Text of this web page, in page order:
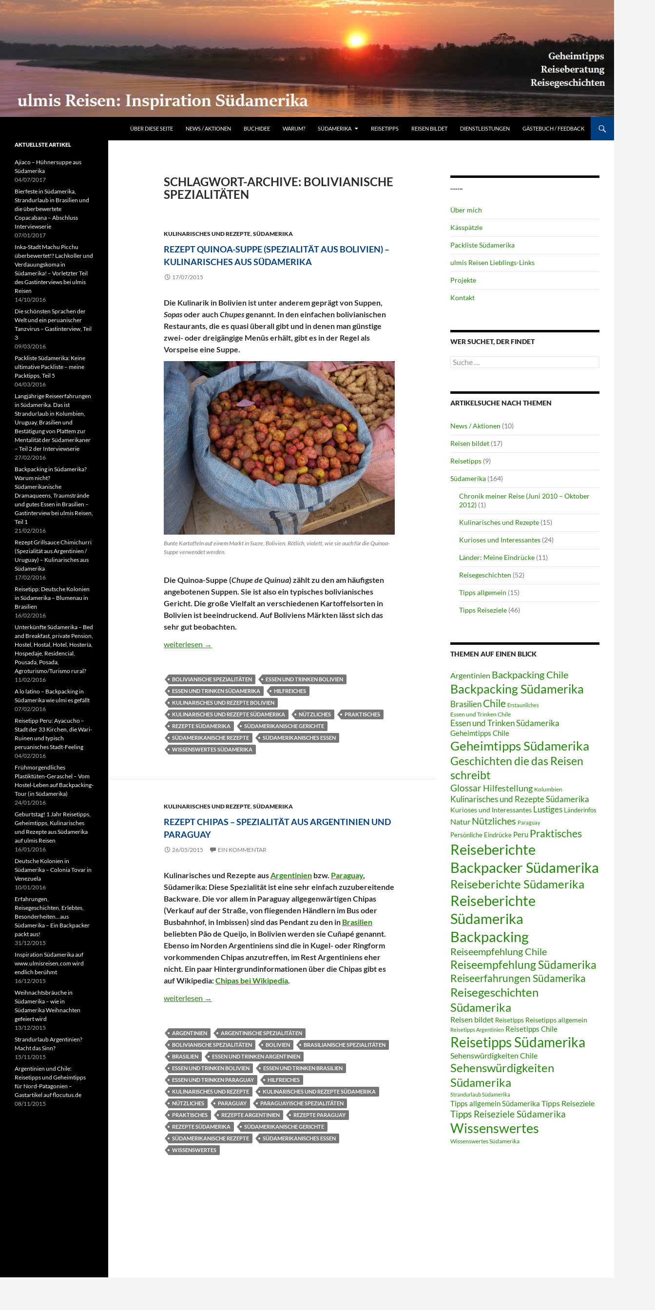
Südamerika individuell entdecken: Geheimtipps, Reiseberatung, Reisegeschichten
ÜBER DIESE SEITE
NEWS / AKTIONEN BUCHIDEE WARUM? SÜDAMERIKA REISETIPPS REISEN BILDET DIENSTLEISTUNGEN GÄSTEBUCH / FEEDBACK
SCHLAGWORT-ARCHIVE: BOLIVIANISCHE
SPEZIALITÄTEN
KULINARISCHES UND REZEPTE,SÜDAMERIKA
REZEPT QUINOA-SUPPE (SPEZIALITÄT AUS BOLIVIEN) –
KULINARISCHES AUS SÜDAMERIKA
17/07/2015
Die Kulinarik in Bolivien ist unter anderem geprägt von Suppen,
Sopasoder auchChupesgenannt. In den einfachen bolivianischen
Restaurants, die es quasi überall gibt und in denen man günstige
zwei- oder dreigängige Menüs erhält, gibt es in der Regel als
Vorspeise eine Suppe.
Bunte Kartoffeln auf einem Markt in Sucre, Bolivien. Rötlich, violett, wie sie auch für die Quinoa-
Suppe verwendet werden.
Die Quinoa-Suppe (Chupe de Quinua) zählt zu den am häufigsten
angebotenen Suppen. Sie ist also ein typisches bolivianisches
Gericht. Die große Vielfalt an verschiedenen Kartoffelsorten in
Bolivien ist beeindruckend. Auf Boliviens Märkten lässt sich das
sehr gut beobachten.
Rezept Quinoa-Suppe (Spezialität aus Bolivien) – Kulinarisches aus Südamerika
weiterlesen →
BOLIVIANISCHE SPEZIALITÄTEN
ESSEN UND TRINKEN BOLIVIEN
ESSEN UND TRINKEN SÜDAMERIKA
HILFREICHES
KULINARISCHES UND REZEPTE BOLIVIEN
KULINARISCHES UND REZEPTE SÜDAMERIKA
NÜTZLICHES
PRAKTISCHES
REZEPTE SÜDAMERIKA
SÜDAMERIKANISCHE GERICHTE
SÜDAMERIKANISCHE REZEPTE
SÜDAMERIKANISCHES ESSEN
WISSENSWERTES SÜDAMERIKA
KULINARISCHES UND REZEPTE,SÜDAMERIKA
REZEPT CHIPAS – SPEZIALITÄT AUS ARGENTINIEN UND
PARAGUAY
26/05/2015 EIN KOMMENTAR
Kulinarisches und Rezepte aus Argentinien bzw. Paraguay,
Südamerika: Diese Spezialität ist eine sehr einfach zuzubereitende
Backware. Die vor allem in Paraguay allgegenwärtigen Chipas
(Verkauf auf der Straße, von fliegenden Händlern im Bus oder
Busbahnhof, in Imbissen) sind das Pendant zu den in Brasilien
beliebten Pão de Queijo, in Bolivien werden sie Cuñapé genannt.
Ebenso im Norden Argentiniens sind die in Kugel- oder Ringform
vorkommenden Chipas anzutreffen, im Rest Argentiniens eher
nicht. Ein paar Hintergrundinformationen über die Chipas gibt es
auf Wikipedia:Chipas bei Wikipedia
Rezept Chipas – Spezialität aus Argentinien und Paraguay
weiterlesen →
ARGENTINIEN
ARGENTINISCHE SPEZIALITÄTEN
BOLIVIANISCHE SPEZIALITÄTEN
BOLIVIEN
BRASILIANISCHE SPEZIALITÄTEN
BRASILIEN
ESSEN UND TRINKEN ARGENTINIEN
ESSEN UND TRINKEN BOLIVIEN
ESSEN UND TRINKEN BRASILIEN
ESSEN UND TRINKEN PARAGUAY
HILFREICHES
KULINARISCHES UND REZEPTE
KULINARISCHES UND REZEPTE SÜDAMERIKA
NÜTZLICHES
PARAGUAY
PARAGUAYISCHE SPEZIALITÄTEN
PRAKTISCHES
REZEPTE ARGENTINIEN
REZEPTE PARAGUAY
REZEPTE SÜDAMERIKA
SÜDAMERIKANISCHE GERICHTE
SÜDAMERIKANISCHE REZEPTE
SÜDAMERIKANISCHES ESSEN
WISSENSWERTES
…….
Über mich
Kässpätzle
Packliste Südamerika
ulmis Reisen Lieblings-Links
Projekte
Kontakt
WER SUCHET, DER FINDET
Suche
nach:
ARTIKELSUCHE NACH THEMEN
News / Aktionen (10)
Reisen bildet (17)
Reisetipps (9)
Südamerika (164)
Chronik meiner Reise (Juni 2010 – Oktober
2012) (1)
Kulinarisches und Rezepte (15)
Kurioses und Interessantes (24)
Länder: Meine Eindrücke (11)
Reisegeschichten (52)
Tipps allgemein (15)
Tipps Reiseziele (46)
THEMEN AUF EINEN BLICK
Argentinien Backpacking Chile
Backpacking Südamerika
Brasilien Chile Erstaunliches
Essen und Trinken Chile
Essen und Trinken Südamerika
Geheimtipps Chile
Geheimtipps Südamerika
Geschichten die das Reisen
schreibt
GlossarHilfestellung Kolumbien
Kulinarisches und Rezepte Südamerika
Kurioses und Interessantes Lustiges Länderinfos
Natur Nützliches Paraguay
Persönliche Eindrücke Peru Praktisches
Reiseberichte
Backpacker Südamerika
Reiseberichte Südamerika
Reiseberichte
Südamerika
Backpacking
Reiseempfehlung Chile
Reiseempfehlung Südamerika
Reiseerfahrungen Südamerika
Reisegeschichten
Südamerika
Reisen bildet Reisetipps Reisetipps allgemein
Reisetipps Argentinien Reisetipps Chile
Reisetipps Südamerika
Sehenswürdigkeiten Chile
Sehenswürdigkeiten
Südamerika
Strandurlaub Südamerika
Tipps allgemein Südamerika Tipps Reiseziele
Tipps Reiseziele Südamerika
Wissenswertes
Wissenswertes Südamerika
AKTUELLSTE ARTIKEL
Ajiaco – Hühnersuppe aus
Südamerika
04/07/2017
Bierfeste in Südamerika,
Strandurlaub in Brasilien und
die überbewertete
Copacabana – Abschluss
Interviewserie
07/01/2017
Inka-Stadt Machu Picchu
überbewertet!? Lachkoller und
Verdauungskoma in
Südamerika! – Vorletzter Teil
des Gastinterviews bei ulmis
Reisen
14/10/2016
Die schönsten Sprachen der
Welt und ein peruanischer
Tanzvirus – Gastinterview, Teil
3
09/03/2016
Packliste Südamerika: Keine
ultimative Packliste – meine
Packtipps, Teil 5
04/03/2016
Langjährige Reiseerfahrungen
in Südamerika. Das ist
Strandurlaub in Kolumbien,
Uruguay, Brasilien und
Bestätigung von Plattem zur
Mentalität der Südamerikaner
– Teil 2 der Interviewserie
27/02/2016
Backpacking in Südamerika?
Warum nicht?
Südamerikanische
Dramaqueens, Traumstrände
und gutes Essen in Brasilien –
Gastinterview bei ulmis Reisen,
Teil 1
21/02/2016
Rezept Grillsauce Chimichurri
(Spezialität aus Argentinien /
Uruguay) – Kulinarisches aus
Südamerika
17/02/2016
Reisetipp: Deutsche Kolonien
in Südamerika – Blumenau in
Brasilien
16/02/2016
Unterkünfte Südamerika – Bed
and Breakfast, private Pension,
Hostel, Hostal, Hotel, Hostería,
Hospedaje, Residencial,
Pousada, Posada,
Agroturismo/Turismo rural?
11/02/2016
A lo latino – Backpacking in
Südamerika wie ulmi es gefällt
07/02/2016
Reisetipp Peru: Ayacucho –
Stadt der 33 Kirchen, die Wari-
Ruinen und typisch
peruanisches Stadt-Feeling
04/02/2016
Frühmorgendliches
Plastiktüten-Geraschel – Vom
Hostel-Leben auf Backpacking-
Tour (in Südamerika)
24/01/2016
Geburtstag! 1 Jahr Reisetipps,
Geheimtipps, Kulinarisches
und Rezepte aus Südamerika
auf ulmis Reisen
16/01/2016
Deutsche Kolonien in
Südamerika – Colonia Tovar in
Venezuela
10/01/2016
Erfahrungen,
Reisegeschichten, Erlebtes,
Besonderheiten…aus
Südamerika – Ein Backpacker
packt aus!
31/12/2015
Inspiration Südamerika auf
www.ulmisreisen.com wird
endlich berühmt
16/12/2015
Weihnachtsbräuche in
Südamerika – wie in
Südamerika Weihnachten
gefeiert wird
13/12/2015
Strandurlaub Argentinien?
Macht das Sinn?
15/11/2015
Argentinien und Chile:
Reisetipps und Geheimtipps
für Nord-Patagonien –
Gastartikel auf flocutus.de
08/11/2015